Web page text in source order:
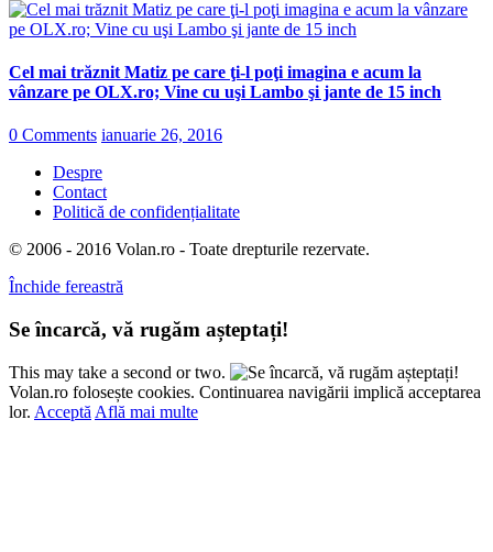
Cel mai trăznit Matiz pe care ţi-l poţi imagina e acum la
vânzare pe OLX.ro; Vine cu uşi Lambo şi jante de 15 inch
0 Comments ianuarie 26, 2016
Despre
Contact
Politică de confidențialitate
© 2006 - 2016 Volan.ro - Toate drepturile rezervate.
Închide fereastră
Se încarcă, vă rugăm așteptați!
This may take a second or two.
Volan.ro folosește cookies. Continuarea navigării implică acceptarea
lor. Acceptă Află mai multe